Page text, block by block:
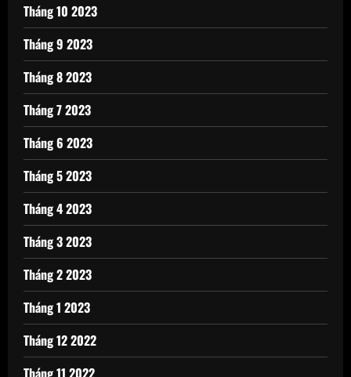
Tháng 10 2023
Tháng 9 2023
Tháng 8 2023
Tháng 7 2023
Tháng 6 2023
Tháng 5 2023
Tháng 4 2023
Tháng 3 2023
Tháng 2 2023
Tháng 1 2023
Tháng 12 2022
Tháng 11 2022